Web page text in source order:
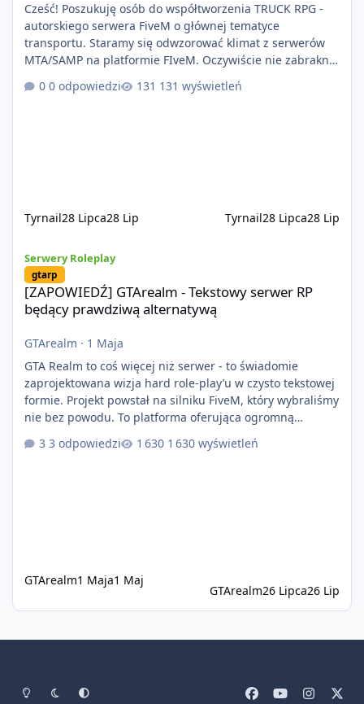
Cześć! Poszukuję osób do współtworzenia TRUCK RPG -
autorskiego serwera FiveM o głównej tematyce
transportu. Staramy się odwzorować klimat z serwerów
MTA/SAMP na platformie FIveM. Oczywiście nie zabraknie
kontentu dla graczy którzy chcą robić coś innego niż
jeździć ciężarówką. Projekt tworzony jest od podstaw z
0 odpowiedzi 131 wyświetleń
Tyrnail28 Lipca28 Lip Tyrnail28 Lipca28 Lip
Serwery Roleplay
gtarp
[ZAPOWIEDŹ] GTArealm - Tekstowy serwer RP
będący prawdziwą alternatywą
GTArealm · 1 Maja
GTA Realm to coś więcej niż serwer - to świadomie
zaprojektowana wizja hard role-play’u w czysto tekstowej
formie. Projekt powstał na silniku FiveM, który wybraliśmy
nie bez powodu. To platforma oferująca ogromną
elastyczność i znacznie szybszy rozwój systemów niż w
przypadku innych rozwiązań. Usprawniona
3 odpowiedzi 1 630 wyświetleń
GTArealm1 Maja1 Maj
GTArealm26 Lipca26 Lip
Tryb jasnyTryb ciemnyPreferencje systemowe